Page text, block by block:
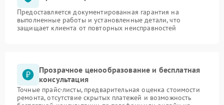
Предоставляется документированная гарантия на
выполненные работы и установленные детали, что
защищает клиента от повторных неисправностей
Прозрачное ценообразование и бесплатная
консультация
Точные прайс-листы, предварительная оценка стоимости
ремонта, отсутствие скрытых платежей и возможность